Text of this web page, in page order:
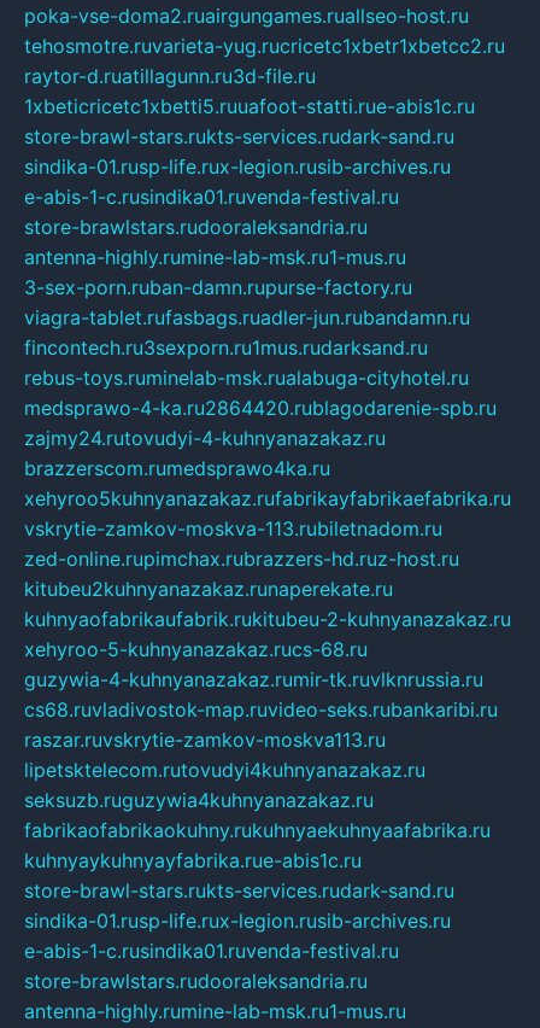
poka-vse-doma2.ruairgungames.ruallseo-host.ru
tehosmotre.ruvarieta-yug.rucricetc1xbetr1xbetcc2.ru
raytor-d.ruatillagunn.ru3d-file.ru
1xbeticricetc1xbetti5.ruuafoot-statti.rue-abis1c.ru
store-brawl-stars.rukts-services.rudark-sand.ru
sindika-01.rusp-life.rux-legion.rusib-archives.ru
e-abis-1-c.rusindika01.ruvenda-festival.ru
store-brawlstars.rudooraleksandria.ru
antenna-highly.rumine-lab-msk.ru1-mus.ru
3-sex-porn.ruban-damn.rupurse-factory.ru
viagra-tablet.rufasbags.ruadler-jun.rubandamn.ru
fincontech.ru3sexporn.ru1mus.rudarksand.ru
rebus-toys.ruminelab-msk.rualabuga-cityhotel.ru
medsprawo-4-ka.ru2864420.rublagodarenie-spb.ru
zajmy24.rutovudyi-4-kuhnyanazakaz.ru
brazzerscom.rumedsprawo4ka.ru
xehyroo5kuhnyanazakaz.rufabrikayfabrikaefabrika.ru
vskrytie-zamkov-moskva-113.rubiletnadom.ru
zed-online.rupimchax.rubrazzers-hd.ruz-host.ru
kitubeu2kuhnyanazakaz.runaperekate.ru
kuhnyaofabrikaufabrik.rukitubeu-2-kuhnyanazakaz.ru
xehyroo-5-kuhnyanazakaz.rucs-68.ru
guzywia-4-kuhnyanazakaz.rumir-tk.ruvlknrussia.ru
cs68.ruvladivostok-map.ruvideo-seks.rubankaribi.ru
raszar.ruvskrytie-zamkov-moskva113.ru
lipetsktelecom.rutovudyi4kuhnyanazakaz.ru
seksuzb.ruguzywia4kuhnyanazakaz.ru
fabrikaofabrikaokuhny.rukuhnyaekuhnyaafabrika.ru
kuhnyaykuhnyayfabrika.rue-abis1c.ru
store-brawl-stars.rukts-services.rudark-sand.ru
sindika-01.rusp-life.rux-legion.rusib-archives.ru
e-abis-1-c.rusindika01.ruvenda-festival.ru
store-brawlstars.rudooraleksandria.ru
antenna-highly.rumine-lab-msk.ru1-mus.ru